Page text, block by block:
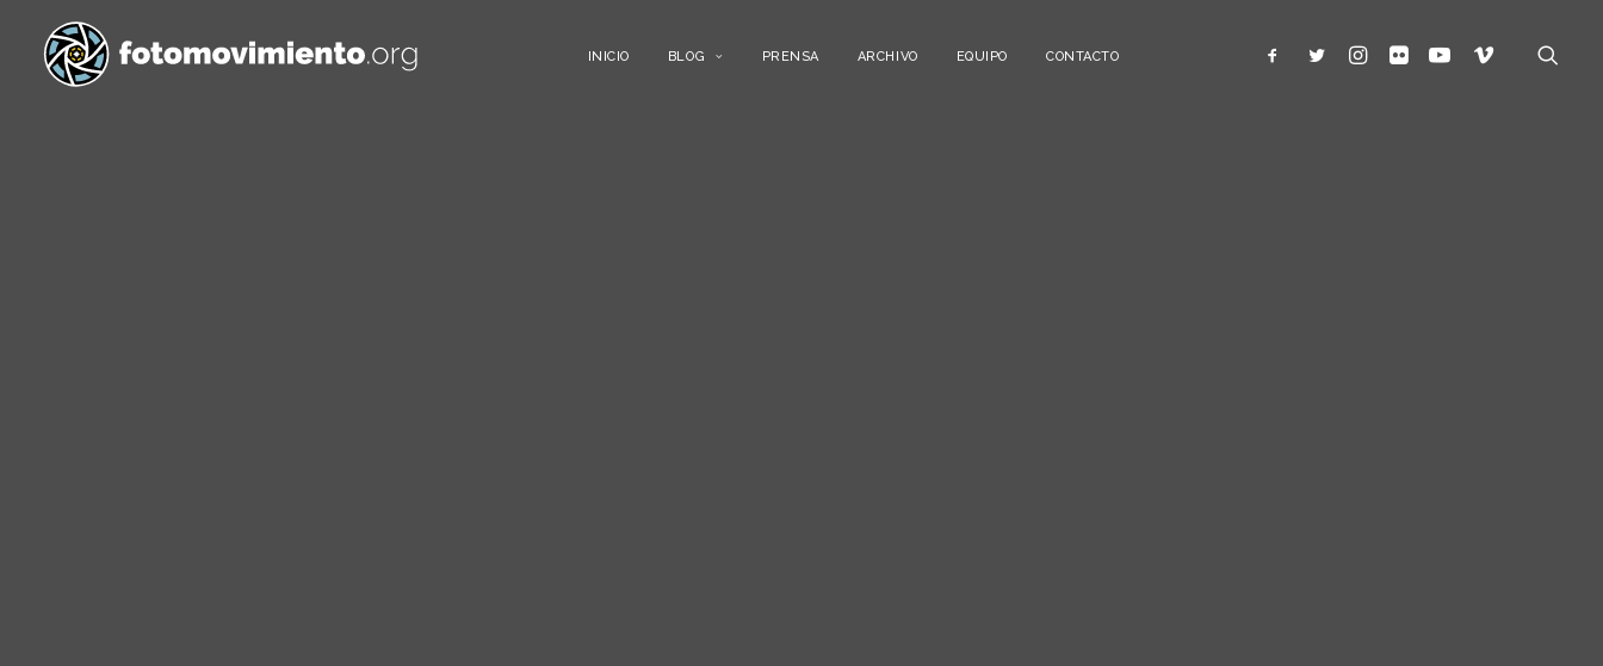
INICIO BLOG PRENSA ARCHIVO EQUIPO CONTACTO